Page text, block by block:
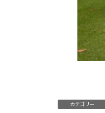
カテゴリー